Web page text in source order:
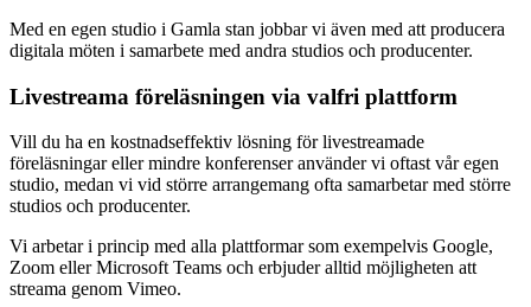
Med en egen studio i Gamla stan jobbar vi även med att producera
digitala möten i samarbete med andra studios och producenter.
Livestreama föreläsningen via valfri plattform
Vill du ha en kostnadseffektiv lösning för livestreamade
föreläsningar eller mindre konferenser använder vi oftast vår egen
studio, medan vi vid större arrangemang ofta samarbetar med större
studios och producenter.
Vi arbetar i princip med alla plattformar som exempelvis Google,
Zoom eller Microsoft Teams och erbjuder alltid möjligheten att
streama genom Vimeo.